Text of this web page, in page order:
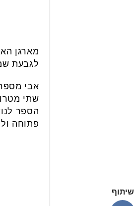
לגבעת
אבי
שתי
הספר
פתוחה
שיתוף